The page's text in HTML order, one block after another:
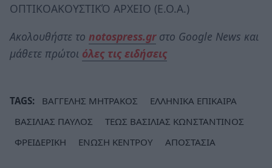
ΟΠΤΙΚΟΑΚΟΥΣΤΙΚΌ ΑΡΧΕΙΟ (Ε.Ο.Α.)
Ακολουθήστε το notospress.grστο Google News και
μάθετε πρώτοι όλες τις ειδήσεις
TAGS: ΒΑΓΓΕΛΗΣ ΜΗΤΡΑΚΟΣ
ΕΛΛΗΝΙΚΑ ΕΠΙΚΑΙΡΑ
ΒΑΣΙΛΙΑΣ ΠΑΥΛΟΣ
ΤΕΩΣ ΒΑΣΙΛΙΑΣ ΚΩΝΣΤΑΝΤΙΝΟΣ
ΦΡΕΙΔΕΡΙΚΗ
ΕΝΩΣΗ ΚΕΝΤΡΟΥ ΑΠΟΣΤΑΣΙΑ